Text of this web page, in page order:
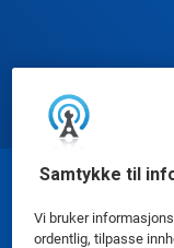
Samtykke til
Vi bruker
ordentlig, tilpasse